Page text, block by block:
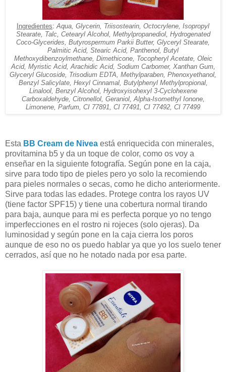
Ingredientes: Aqua, Glycerin, Triisostearin, Octocrylene, Isopropyl
Stearate, Talc, Cetearyl Alcohol, Methylpropanediol, Hydrogenated
Coco-Glycerides, Butyrospermum Parkii Butter, Glyceryl Stearate,
Palmitic Acid, Stearic Acid, Panthenol, Butyl
Methoxydibenzoylmethane, Dimethicone, Tocopheryl Acetate, Oleic
Acid, Myristic Acid, Arachidic Acid, Sodium Carbomer, Xanthan Gum,
Glyceryl Glucoside, Trisodium EDTA, Methylparaben, Phenoxyethanol,
Benzyl Salicylate, Hexyl Cinnamal, Butylphenyl Methylpropional,
Linalool, Benzyl Alcohol, Hydroxyisohexyl 3-Cyclohexene
Carboxaldehyde, Citronellol, Geraniol, Alpha-Isomethyl Ionone,
Limonene, Parfum, CI 77891, CI 77491, CI 77492, CI 77499
Esta BB Cream de Nivea está enriquecida con minerales,
provitamina b5 y da un toque de color, como os voy a
enseñar en la siguiente fotografía. Según pone en la caja,
sirve para todo tipo de pieles pero yo solo la recomiendo
para pieles normales o secas, como he dicho anteriormente.
Sirve para todas las edades. Protege contra los rayos UV
(tiene factor SPF15) y tiene una cobertura normal tirando
para baja, aunque para mi es perfecta porque yo no tengo
imperfecciones en el rostro ni rojeces (solo ojeras). Da
luminosidad y según pone en la caja cierra los poros
aunque de eso no os puedo hablar ya que yo los suelo tener
cerrados, así que no he notado nada por esa parte.